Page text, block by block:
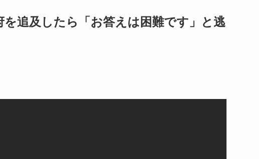
を追及したら「お答えは困難です」と逃